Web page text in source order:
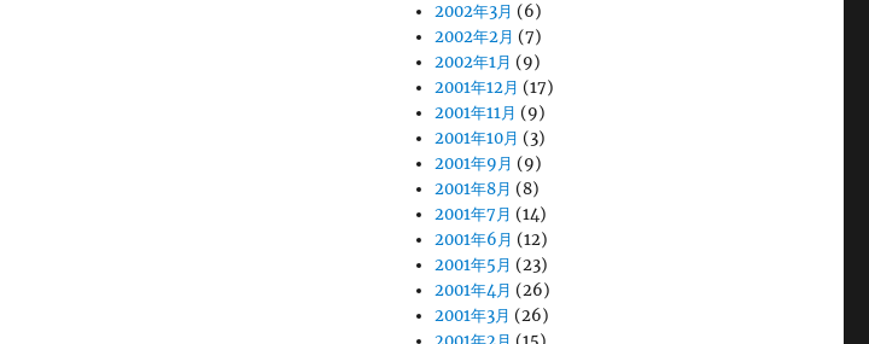
2002年3月 (6)
2002年2月 (7)
2002年1月 (9)
2001年12月 (17)
2001年11月 (9)
2001年10月 (3)
2001年9月 (9)
2001年8月 (8)
2001年7月 (14)
2001年6月 (12)
2001年5月 (23)
2001年4月 (26)
2001年3月 (26)